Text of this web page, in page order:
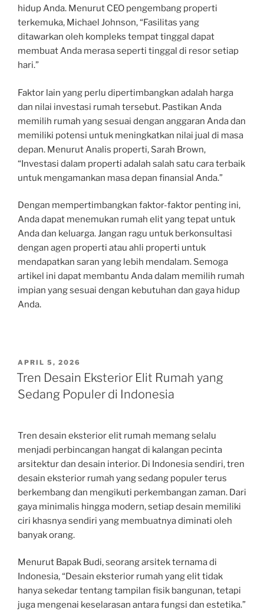
hidup Anda. Menurut CEO pengembang properti
terkemuka, Michael Johnson, “Fasilitas yang
ditawarkan oleh kompleks tempat tinggal dapat
membuat Anda merasa seperti tinggal di resor setiap
hari.”
Faktor lain yang perlu dipertimbangkan adalah harga
dan nilai investasi rumah tersebut. Pastikan Anda
memilih rumah yang sesuai dengan anggaran Anda dan
memiliki potensi untuk meningkatkan nilai jual di masa
depan. Menurut Analis properti, Sarah Brown,
“Investasi dalam properti adalah salah satu cara terbaik
untuk mengamankan masa depan finansial Anda.”
Dengan mempertimbangkan faktor-faktor penting ini,
Anda dapat menemukan rumah elit yang tepat untuk
Anda dan keluarga. Jangan ragu untuk berkonsultasi
dengan agen properti atau ahli properti untuk
mendapatkan saran yang lebih mendalam. Semoga
artikel ini dapat membantu Anda dalam memilih rumah
impian yang sesuai dengan kebutuhan dan gaya hidup
Anda.
POSTED
ON
APRIL 5, 2026
Tren Desain Eksterior Elit Rumah yang
Sedang Populer di Indonesia
Tren desain eksterior elit rumah memang selalu
menjadi perbincangan hangat di kalangan pecinta
arsitektur dan desain interior. Di Indonesia sendiri, tren
desain eksterior rumah yang sedang populer terus
berkembang dan mengikuti perkembangan zaman. Dari
gaya minimalis hingga modern, setiap desain memiliki
ciri khasnya sendiri yang membuatnya diminati oleh
banyak orang.
Menurut Bapak Budi, seorang arsitek ternama di
Indonesia, “Desain eksterior rumah yang elit tidak
hanya sekedar tentang tampilan fisik bangunan, tetapi
juga mengenai keselarasan antara fungsi dan estetika.”